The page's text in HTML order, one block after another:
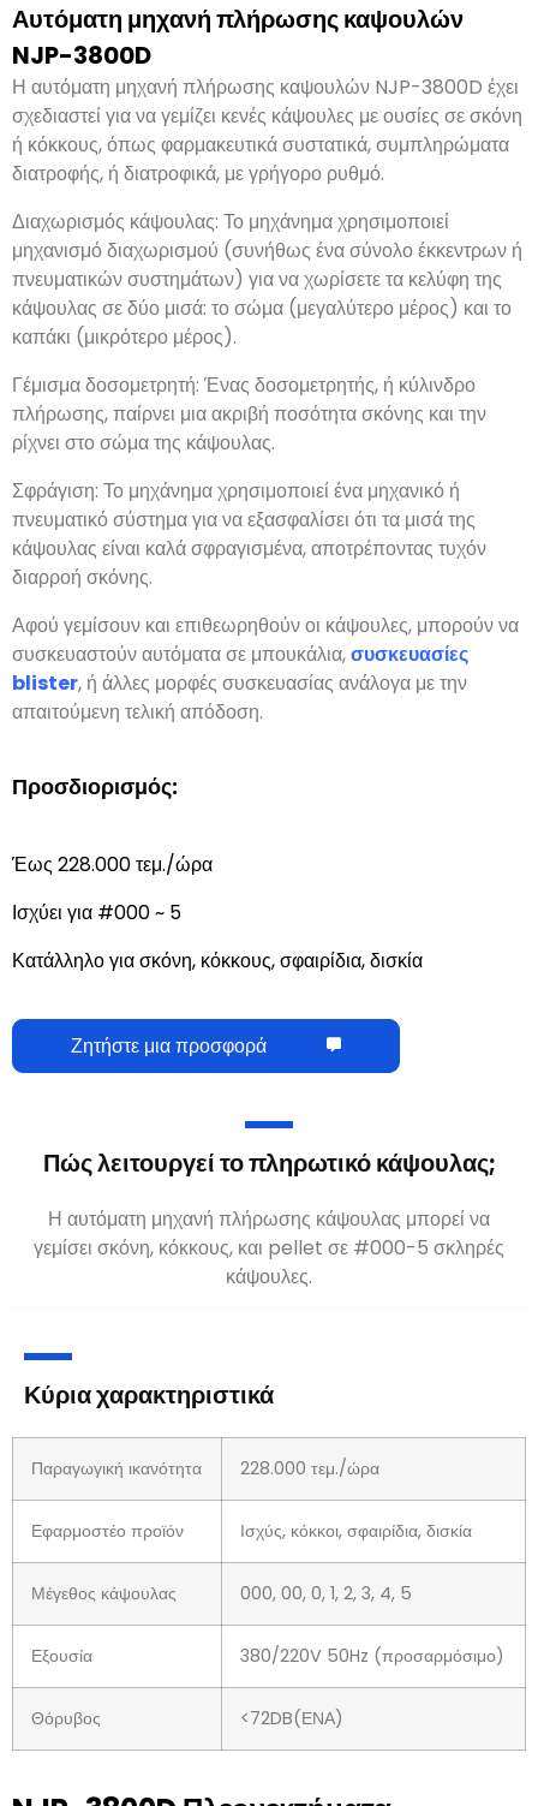
Αυτόματη μηχανή πλήρωσης καψουλών
NJP-3800D
Η αυτόματη μηχανή πλήρωσης καψουλών NJP-3800D έχει
σχεδιαστεί για να γεμίζει κενές κάψουλες με ουσίες σε σκόνη
ή κόκκους, όπως φαρμακευτικά συστατικά, συμπληρώματα
διατροφής, ή διατροφικά, με γρήγορο ρυθμό.
Διαχωρισμός κάψουλας: Το μηχάνημα χρησιμοποιεί
μηχανισμό διαχωρισμού (συνήθως ένα σύνολο έκκεντρων ή
πνευματικών συστημάτων) για να χωρίσετε τα κελύφη της
κάψουλας σε δύο μισά: το σώμα (μεγαλύτερο μέρος) και το
καπάκι (μικρότερο μέρος).
Γέμισμα δοσομετρητή: Ένας δοσομετρητής, ή κύλινδρο
πλήρωσης, παίρνει μια ακριβή ποσότητα σκόνης και την
ρίχνει στο σώμα της κάψουλας.
Σφράγιση: Το μηχάνημα χρησιμοποιεί ένα μηχανικό ή
πνευματικό σύστημα για να εξασφαλίσει ότι τα μισά της
κάψουλας είναι καλά σφραγισμένα, αποτρέποντας τυχόν
διαρροή σκόνης.
Αφού γεμίσουν και επιθεωρηθούν οι κάψουλες, μπορούν να
συσκευαστούν αυτόματα σε μπουκάλια,συσκευασίες
blister, ή άλλες μορφές συσκευασίας ανάλογα με την
απαιτούμενη τελική απόδοση.
Προσδιορισμός:
Έως 228.000 τεμ./ώρα
Ισχύει για #000 ~ 5
Κατάλληλο για σκόνη, κόκκους, σφαιρίδια, δισκία
Ζητήστε μια προσφορά
Πώς λειτουργεί το πληρωτικό κάψουλας;
Η αυτόματη μηχανή πλήρωσης κάψουλας μπορεί να
γεμίσει σκόνη, κόκκους, και pellet σε #000-5 σκληρές
κάψουλες.
Κύρια χαρακτηριστικά
Παραγωγική ικανότητα 228.000 τεμ./ώρα
Εφαρμοστέο προϊόν Ισχύς, κόκκοι, σφαιρίδια, δισκία
Μέγεθος κάψουλας 000, 00, 0, 1, 2, 3, 4, 5
Εξουσία 380/220V 50Hz (προσαρμόσιμο)
Θόρυβος <72DB(ΕΝΑ)